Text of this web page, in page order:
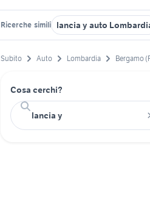
Ricerche simili lancia y auto
Subito Auto Lombardia Bergamo
Cosa cerchi?